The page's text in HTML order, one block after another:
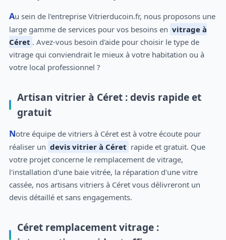
Au sein de l'entreprise Vitrierducoin.fr, nous proposons une
large gamme de services pour vos besoins en vitrage à
Céret . Avez-vous besoin d'aide pour choisir le type de
vitrage qui conviendrait le mieux à votre habitation ou à
votre local professionnel ?
Artisan vitrier à Céret : devis rapide et
gratuit
Notre équipe de vitriers à Céret est à votre écoute pour
réaliser un devis vitrier à Céret rapide et gratuit. Que
votre projet concerne le remplacement de vitrage,
l'installation d'une baie vitrée, la réparation d'une vitre
cassée, nos artisans vitriers à Céret vous délivreront un
devis détaillé et sans engagements.
Céret remplacement vitrage :